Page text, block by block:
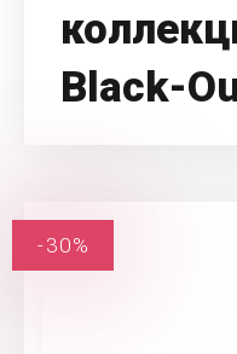
Black-
-30%